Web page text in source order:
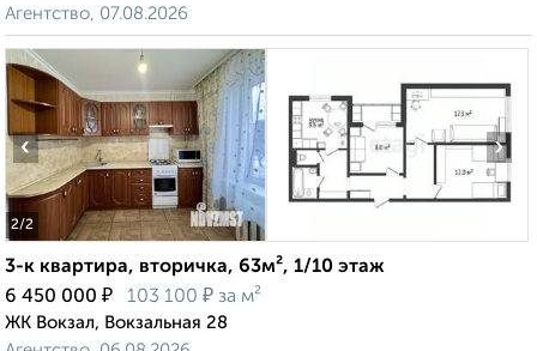
Агентство, 07.08.2026
2/2
‹ ›
3-к квартира, вторичка, 63м², 1/10 этаж
6 450 000 ₽ 103 100 ₽ за м²
ЖК Вокзал, Вокзальная 28